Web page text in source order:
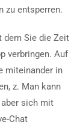
zu entsperren.
dem Sie die Zeit
verbringen. Auf
miteinander in
z. Man kann
sich mit
Chat